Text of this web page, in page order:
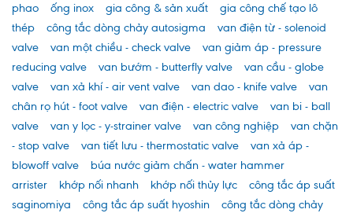
phao
ống inox gia công & sản xuất
gia công chế tạo lô
thép
công tắc dòng chảy autosigma
van điện từ - solenoid
valve
van một chiều - check valve
van giảm áp - pressure
reducing valve
van bướm - butterfly valve
van cầu - globe
valve
van xả khí - air vent valve van dao - knife valve
van
chân rọ hút - foot valve
van điện - electric valve
van bi - ball
valve
van y lọc - y-strainer valve van công nghiệp
van chặn
- stop valve
van tiết lưu - thermostatic valve
van xả áp -
blowoff valve
búa nước giảm chấn - water hammer
arrister
khớp nối nhanh khớp nối thủy lực
công tắc áp suất
saginomiya
công tắc áp suất hyoshin
công tắc dòng chảy